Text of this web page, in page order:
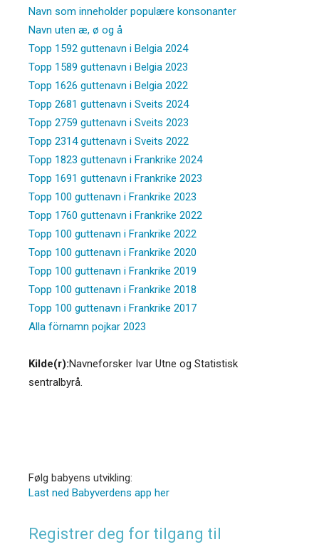
Navn som inneholder populære konsonanter
Navn uten æ, ø og å
Topp 1592 guttenavn i Belgia 2024
Topp 1589 guttenavn i Belgia 2023
Topp 1626 guttenavn i Belgia 2022
Topp 2681 guttenavn i Sveits 2024
Topp 2759 guttenavn i Sveits 2023
Topp 2314 guttenavn i Sveits 2022
Topp 1823 guttenavn i Frankrike 2024
Topp 1691 guttenavn i Frankrike 2023
Topp 100 guttenavn i Frankrike 2023
Topp 1760 guttenavn i Frankrike 2022
Topp 100 guttenavn i Frankrike 2022
Topp 100 guttenavn i Frankrike 2020
Topp 100 guttenavn i Frankrike 2019
Topp 100 guttenavn i Frankrike 2018
Topp 100 guttenavn i Frankrike 2017
Alla förnamn pojkar 2023
Kilde(r):Navneforsker Ivar Utne og Statistisk
sentralbyrå.
Følg babyens utvikling:
Last ned Babyverdens app her
Registrer deg for tilgang til